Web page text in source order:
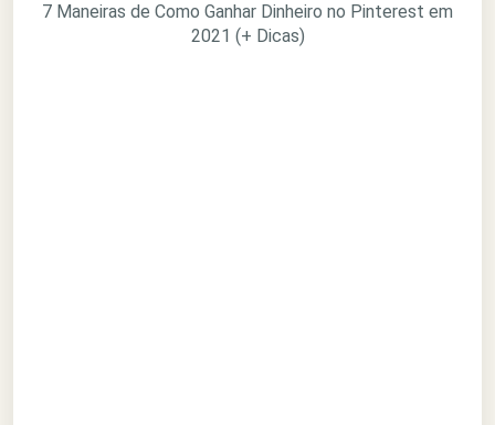
7 Maneiras de Como Ganhar Dinheiro no Pinterest em
2021 (+ Dicas)